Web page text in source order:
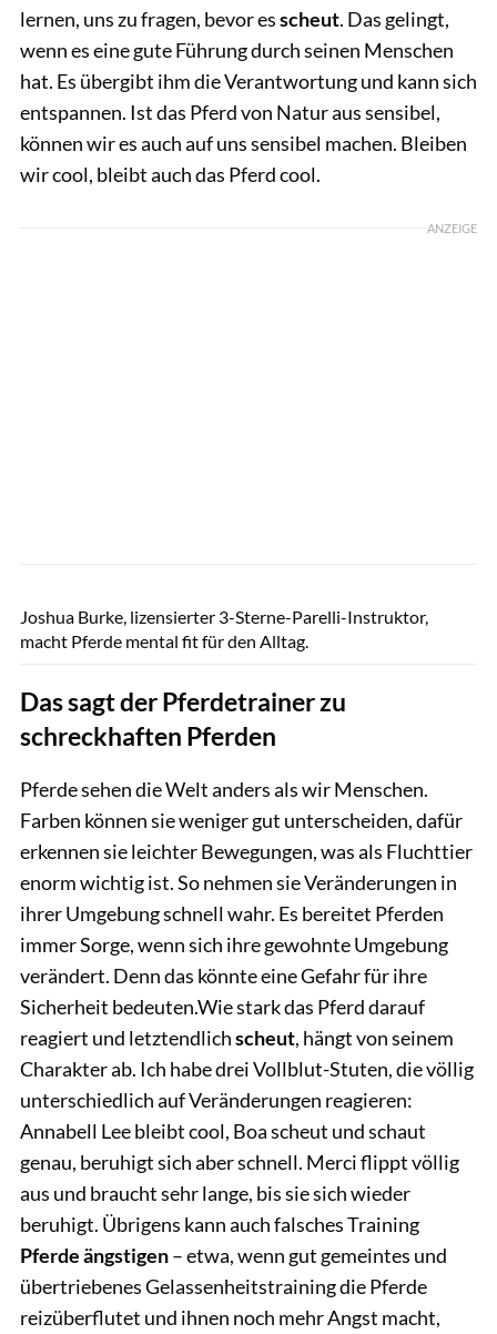
lernen, uns zu fragen, bevor esscheut. Das gelingt,
wenn es eine gute Führung durch seinen Menschen
hat. Es übergibt ihm die Verantwortung und kann sich
entspannen. Ist das Pferd von Natur aus sensibel,
können wir es auch auf uns sensibel machen. Bleiben
wir cool, bleibt auch das Pferd cool.
ANZEIGE
Joshua Burke, lizensierter 3-Sterne-Parelli-Instruktor,
macht Pferde mental fit für den Alltag.
Das sagt der Pferdetrainer zu
schreckhaften Pferden
Pferde sehen die Welt anders als wir Menschen.
Farben können sie weniger gut unterscheiden, dafür
erkennen sie leichter Bewegungen, was als Fluchttier
enorm wichtig ist. So nehmen sie Veränderungen in
ihrer Umgebung schnell wahr. Es bereitet Pferden
immer Sorge, wenn sich ihre gewohnte Umgebung
verändert. Denn das könnte eine Gefahr für ihre
Sicherheit bedeuten.Wie stark das Pferd darauf
reagiert und letztendlichscheut, hängt von seinem
Charakter ab. Ich habe drei Vollblut-Stuten, die völlig
unterschiedlich auf Veränderungen reagieren:
Annabell Lee bleibt cool, Boa scheut und schaut
genau, beruhigt sich aber schnell. Merci flippt völlig
aus und braucht sehr lange, bis sie sich wieder
beruhigt. Übrigens kann auch falsches Training
Pferde ängstigen– etwa, wenn gut gemeintes und
übertriebenes Gelassenheitstraining die Pferde
reizüberflutet und ihnen noch mehr Angst macht,